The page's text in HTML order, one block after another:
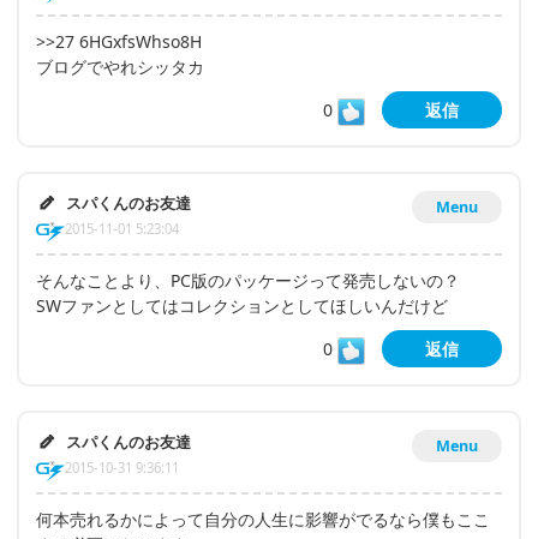
>>27 6HGxfsWhso8H
ブログでやれシッタカ
0
返信
Menu
スパくんのお友達
2015-11-01 5:23:04
そんなことより、PC版のパッケージって発売しないの？
SWファンとしてはコレクションとしてほしいんだけど
0
返信
Menu
スパくんのお友達
2015-10-31 9:36:11
何本売れるかによって自分の人生に影響がでるなら僕もここ